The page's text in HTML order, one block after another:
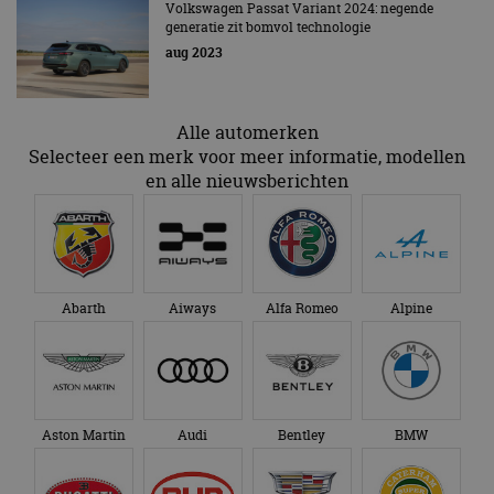
Volkswagen Passat Variant 2024: negende
generatie zit bomvol technologie
aug 2023
Alle automerken
Selecteer een merk voor meer informatie, modellen
en alle nieuwsberichten
Abarth Aiways Alfa Romeo Alpine
Aston Martin Audi Bentley BMW
strikt noodzakelijke cookies.
Naam
cf_clearance
.autorai.nl
te
bezoekers.
CookieScriptConsent
CookieScript
autorai.nl
4 weken 2
dagen
Deze
gebruikt
banner